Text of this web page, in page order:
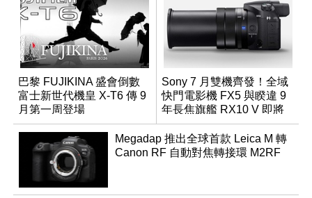
巴黎 FUJIKINA 盛會倒數
富士新世代機皇 X-T6 傳 9
月第一周登場
Sony 7 月雙機齊發！全域
快門電影機 FX5 與睽違 9
年長焦旗艦 RX10 V 即將
登場
Megadap 推出全球首款 Leica M 轉
Canon RF 自動對焦轉接環 M2RF